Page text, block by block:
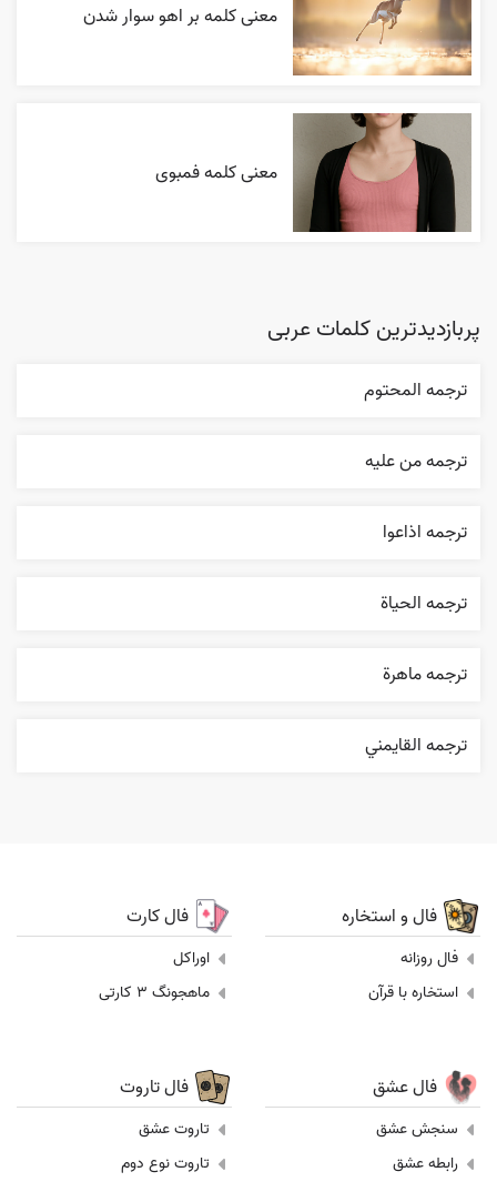
معنی کلمه بر اهو سوار شدن
معنی کلمه فمبوی
پربازدیدترین کلمات عربی
ترجمه المحتوم
ترجمه من عليه
ترجمه اذاعوا
ترجمه الحیاة
ترجمه ماهرة
ترجمه القایمني
فال و استخاره
فال روزانه
استخاره با قرآن
فال کارت
اوراکل
ماهجونگ 3 کارتی
فال عشق
سنجش عشق
رابطه عشق
فال تاروت
تاروت عشق
تاروت نوع دوم